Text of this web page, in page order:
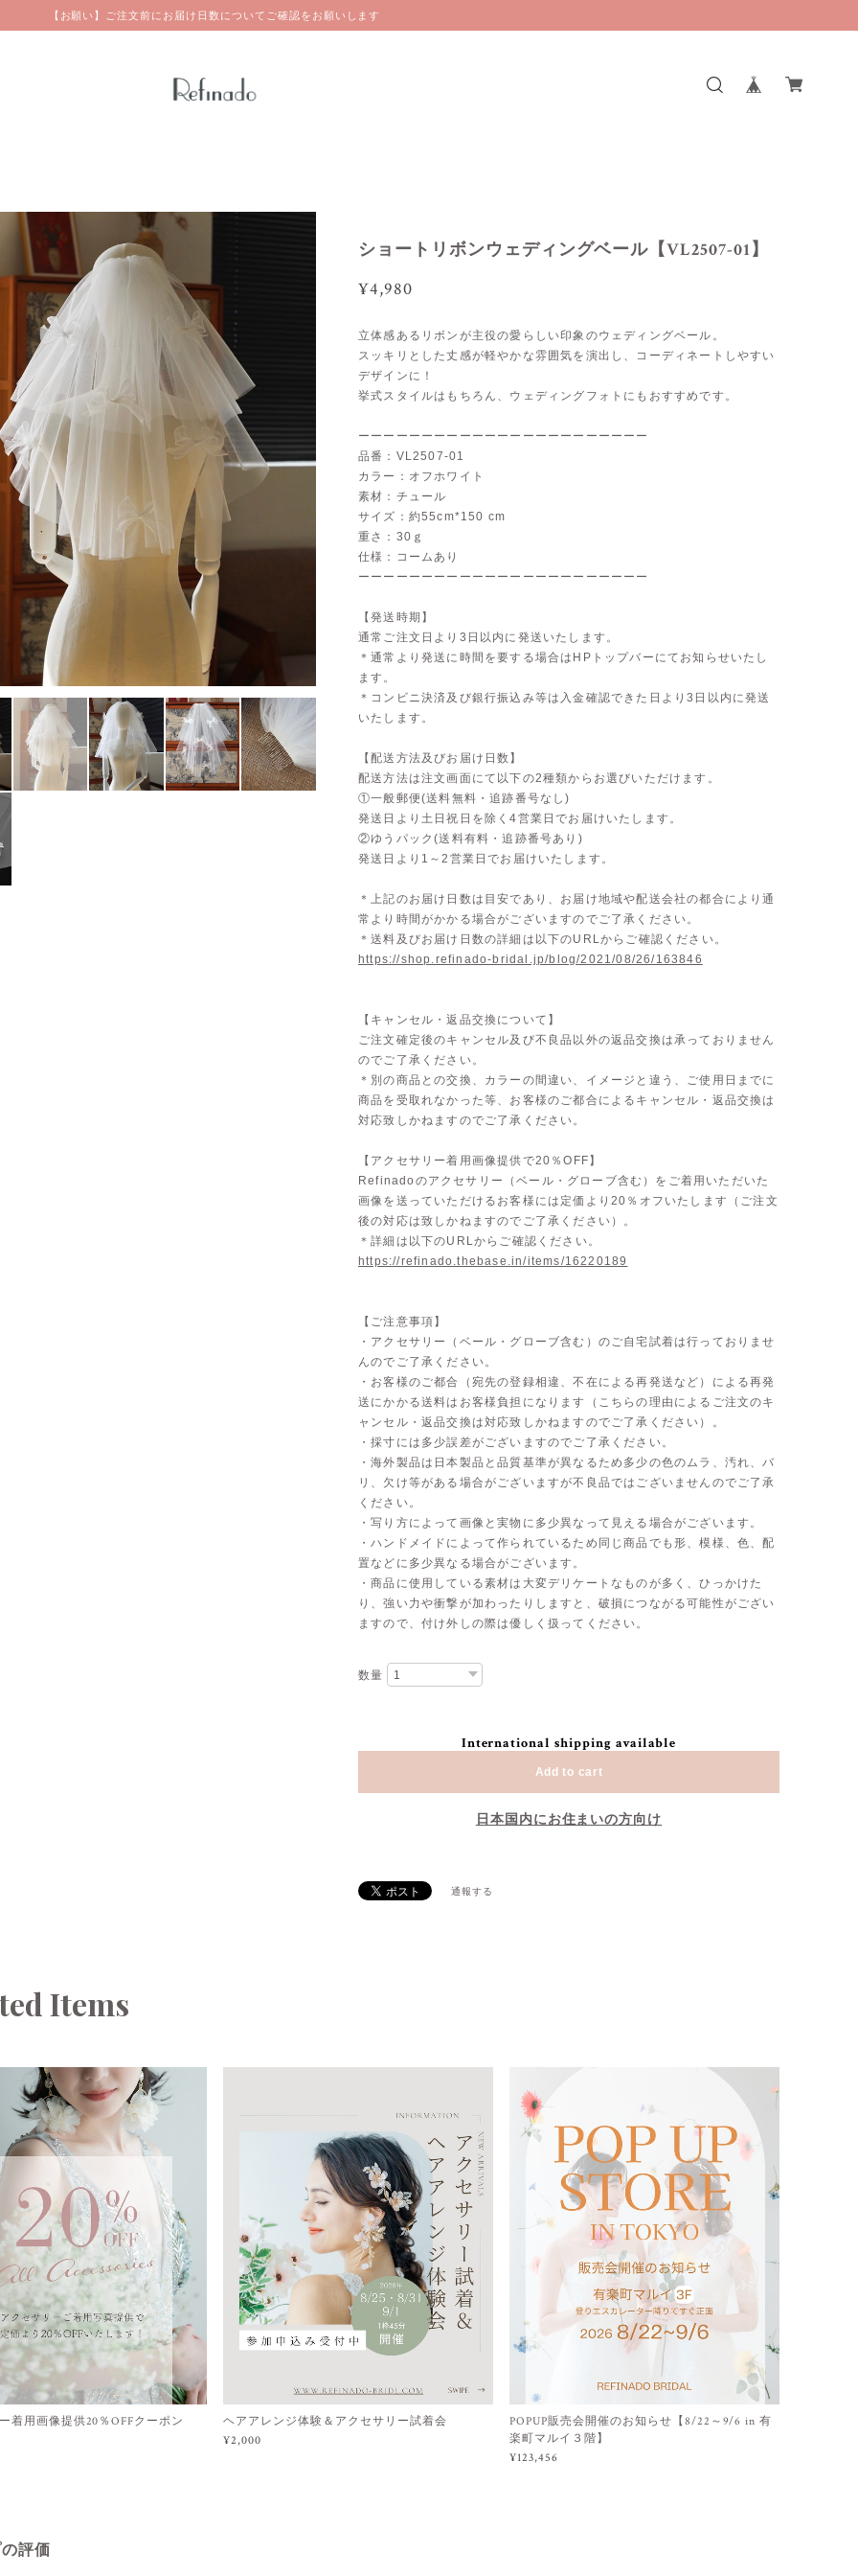
【お願い】ご注文前にお届け日数についてご確認をお願いします
ショートリボンウェディングベール【VL2507-01】
¥4,980
立体感あるリボンが主役の愛らしい印象のウェディングベール。
スッキリとした丈感が軽やかな雰囲気を演出し、コーディネートしやすい
デザインに！
挙式スタイルはもちろん、ウェディングフォトにもおすすめです。
ーーーーーーーーーーーーーーーーーーーーーーー
品番：VL2507-01
カラー：オフホワイト
素材：チュール
サイズ：約55cm*150 cm
重さ：30ｇ
仕様：コームあり
ーーーーーーーーーーーーーーーーーーーーーーー
【発送時期】
通常ご注文日より3日以内に発送いたします。
＊通常より発送に時間を要する場合はHPトップバーにてお知らせいたし
ます。
＊コンビニ決済及び銀行振込み等は入金確認できた日より3日以内に発送
いたします。
【配送方法及びお届け日数】
配送方法は注文画面にて以下の2種類からお選びいただけます。
①一般郵便(送料無料・追跡番号なし)
発送日より土日祝日を除く4営業日でお届けいたします。
②ゆうパック(送料有料・追跡番号あり)
発送日より1～2営業日でお届けいたします。
＊上記のお届け日数は目安であり、お届け地域や配送会社の都合により通
常より時間がかかる場合がございますのでご了承ください。
＊送料及びお届け日数の詳細は以下のURLからご確認ください。
https://shop.refinado-bridal.jp/blog/2021/08/26/163846
【キャンセル・返品交換について】
ご注文確定後のキャンセル及び不良品以外の返品交換は承っておりません
のでご了承ください。
＊別の商品との交換、カラーの間違い、イメージと違う、ご使用日までに
商品を受取れなかった等、お客様のご都合によるキャンセル・返品交換は
対応致しかねますのでご了承ください。
【アクセサリー着用画像提供で20％OFF】
Refinadoのアクセサリー（ベール・グローブ含む）をご着用いただいた
画像を送っていただけるお客様には定価より20％オフいたします（ご注文
後の対応は致しかねますのでご了承ください）。
＊詳細は以下のURLからご確認ください。
https://refinado.thebase.in/items/16220189
【ご注意事項】
・アクセサリー（ベール・グローブ含む）のご自宅試着は行っておりませ
んのでご了承ください。
・お客様のご都合（宛先の登録相違、不在による再発送など）による再発
送にかかる送料はお客様負担になります（こちらの理由によるご注文のキ
ャンセル・返品交換は対応致しかねますのでご了承ください）。
・採寸には多少誤差がございますのでご了承ください。
・海外製品は日本製品と品質基準が異なるため多少の色のムラ、汚れ、バ
リ、欠け等がある場合がございますが不良品ではございませんのでご了承
ください。
・写り方によって画像と実物に多少異なって見える場合がございます。
・ハンドメイドによって作られているため同じ商品でも形、模様、色、配
置などに多少異なる場合がございます。
・商品に使用している素材は大変デリケートなものが多く、ひっかけた
り、強い力や衝撃が加わったりしますと、破損につながる可能性がござい
ますので、付け外しの際は優しく扱ってください。
数量
International shipping available
Add to cart
日本国内にお住まいの方向け
通報する
Items
着用画像提供20％OFFクーポン
ヘアアレンジ体験＆アクセサリー試着会
¥2,000
POPUP販売会開催のお知らせ【8/22～9/6 in 有
楽町マルイ３階】
¥123,456
評価